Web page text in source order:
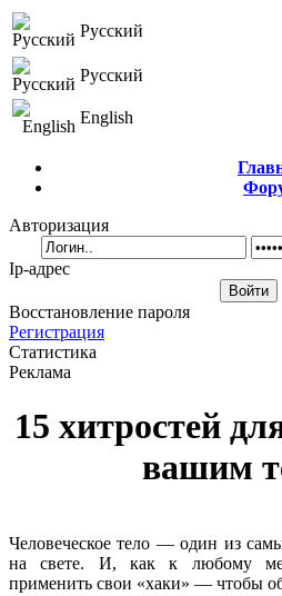
Русский
Русский
English
Авторизация
Ip-адрес
Восстановление пароля
Регистрация
Статистика
Реклама
15 хитростей
вашим
Человеческое тело — один из
на свете. И, как к любому
применить свои «хаки» — чтобы